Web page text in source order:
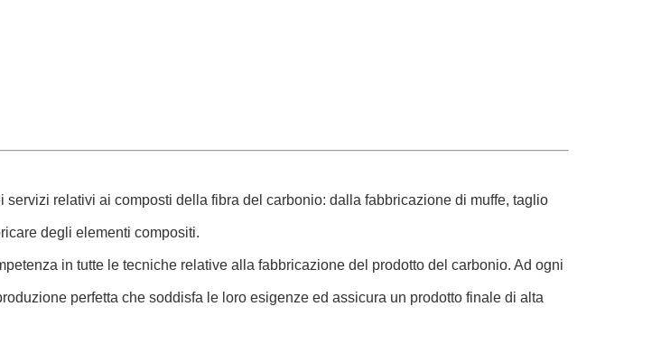
servizi relativi ai composti della fibra del carbonio: dalla fabbricazione di muffe, taglio
degli elementi compositi.
in tutte le tecniche relative alla fabbricazione del prodotto del carbonio. Ad ogni
perfetta che soddisfa le loro esigenze ed assicura un prodotto finale di alta